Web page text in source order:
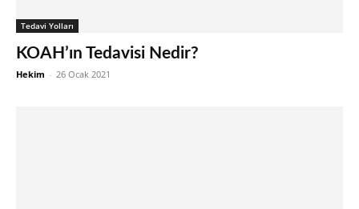
Tedavi Yolları
KOAH’ın Tedavisi Nedir?
Hekim - 26 Ocak 2021